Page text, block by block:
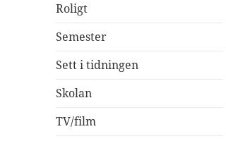
Roligt
Semester
Sett i tidningen
Skolan
TV/film